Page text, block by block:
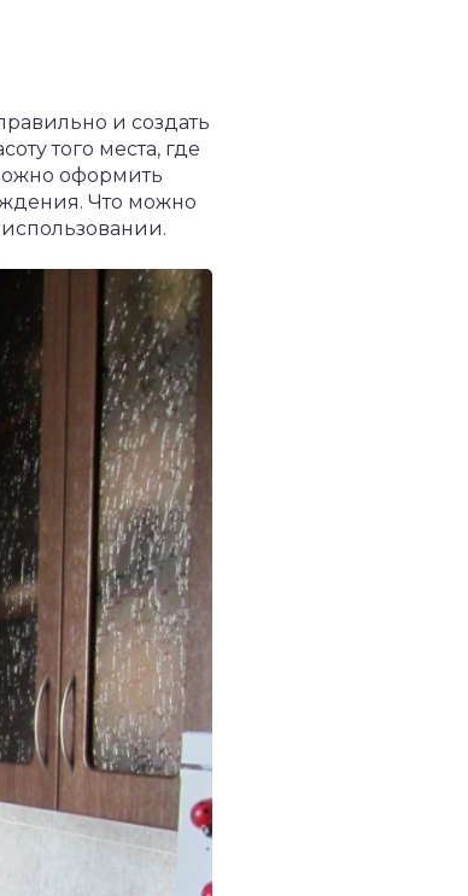
и создать
того места, где
оформить
Что можно